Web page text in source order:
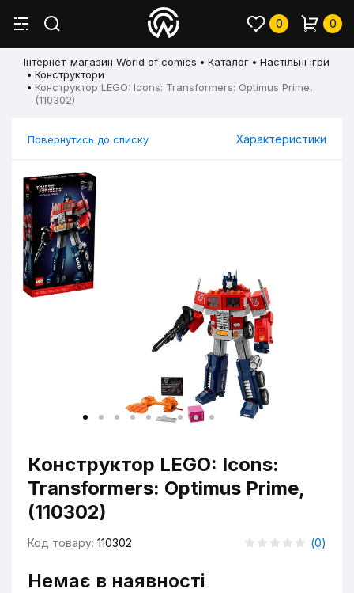
0 0
Інтернет-магазин World of comics Каталог
Настільні ігри
Конструктори
Конструктор LEGO: Icons: Transformers: Optimus Prime,
(110302)
Повернутись до списку Характеристики
Конструктор LEGO: Icons:
Transformers: Optimus Prime,
(110302)
Код товару: 110302 (0)
Немає в наявності